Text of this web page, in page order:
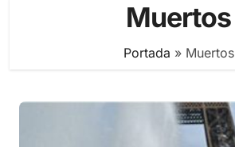
Muertos
Portada » Muertos